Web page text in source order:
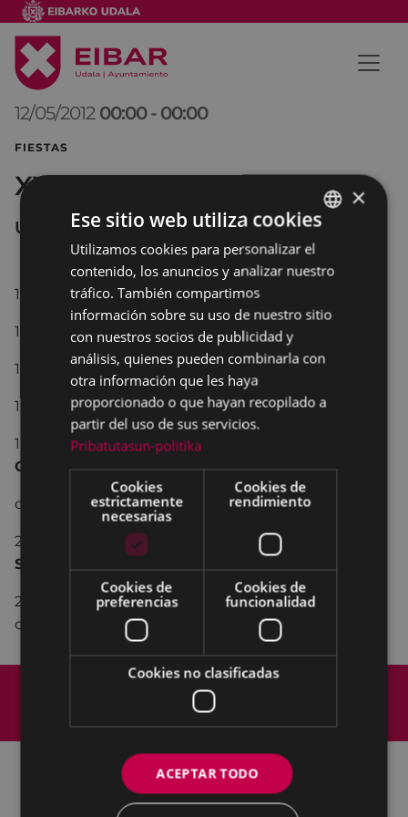
12/05/2012 00:00 - 00:00
FIESTAS
XXIX Día das Letras Galegas
URKIZU
11:30.- tirada mixta infantil dechaves
12:30.- campeonato derana.
13:00.- lunch
16:00.-tirada mixta dechavespara adultos.
18:30.- bailes y música regional gallega con el grupo
OS GALAICOSde la Casa Cultural
de Galicia As Burgas de Eibar.
20:00 - 21:00.- sesión de baile con la orquesta
SUAVECITO
23:00.- gran verbena popular hasta la madrugada,
con la orquestaSUAVECITO
Mapa del Sitio
Aviso legal
Accesibilidad
Todas las redes sociales del Ayuntamiento
BASQUE
SPANISH
×
Ese sitio web utiliza cookies
Utilizamos cookies para personalizar el
contenido, los anuncios y analizar nuestro
tráfico. También compartimos
información sobre su uso de nuestro sitio
con nuestros socios de publicidad y
análisis, quienes pueden combinarla con
otra información que les haya
proporcionado o que hayan recopilado a
partir del uso de sus servicios.
Pribatutasun-politika
Cookies
estrictamente
necesarias
Cookies de
rendimiento
Cookies de
preferencias
Cookies de
funcionalidad
Cookies no clasificadas
ACEPTAR TODO